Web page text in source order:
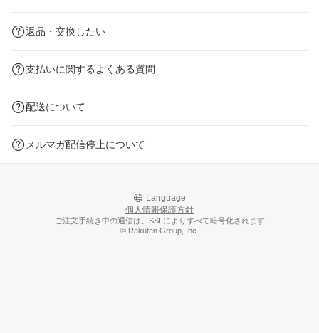
返品・交換したい
支払いに関するよくある質問
配送について
メルマガ配信停止について
Language
個人情報保護方針
ご注文手続き中の通信は、SSLによりすべて暗号化されます
© Rakuten Group, Inc.